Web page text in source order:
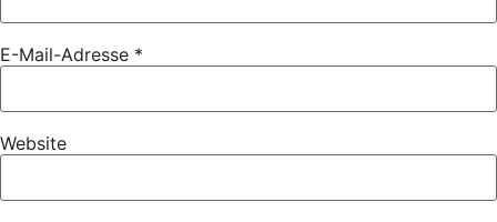
E-Mail-Adresse *
Website